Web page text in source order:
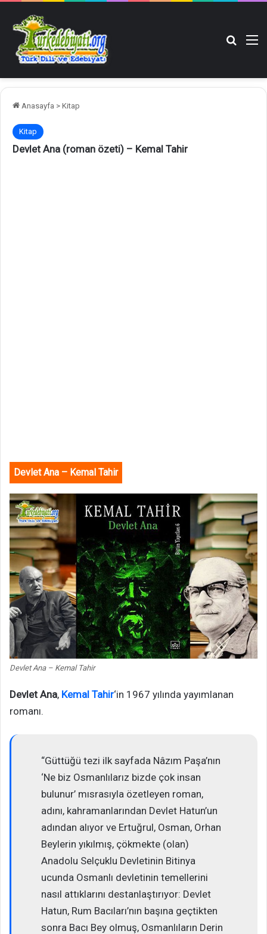
Anasayfa > Kitap
Kitap
Devlet Ana (roman özeti) – Kemal Tahir
Devlet Ana – Kemal Tahir
Devlet Ana – Kemal Tahir
Devlet Ana, Kemal Tahir‘in 1967 yılında yayımlanan
romanı.
“Güttüğü tezi ilk sayfada Nâzım Paşa’nın
‘Ne biz Osmanlılarız bizde çok insan
bulunur’ mısrasıyla özetleyen roman,
adını, kahramanlarından Devlet Hatun’un
adından alıyor ve Ertuğrul, Osman, Orhan
Beylerin yıkılmış, çökmekte (olan)
Anadolu Selçuklu Devletinin Bitinya
ucunda Osmanlı devletinin temellerini
nasıl attıklarını destanlaştırıyor: Devlet
Hatun, Rum Bacıları’nın başına geçtikten
sonra Bacı Bey olmuş, Osmanlıların Derin